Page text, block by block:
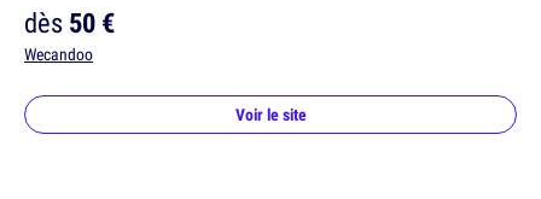
dès50 €
Wecandoo
Voir le site